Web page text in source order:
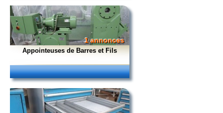
1 annonces
Appointeuses de Barres et Fils